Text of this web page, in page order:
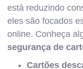
está reduzindo
eles são focados
online. Conheça
segurança de
Cartões